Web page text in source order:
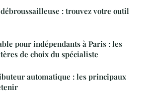
: trouvez votre outil
pour indépendants à Paris : les
de choix du spécialiste
automatique : les principaux